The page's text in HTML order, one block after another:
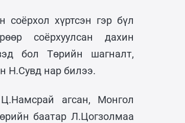
хүртсэн гэр бүл
соёрхуулсан дахин
бол Төрийн шагналт,
Н.Сувд нар билээ.
агсан, Монгол
баатар Л.Цогзолмаа